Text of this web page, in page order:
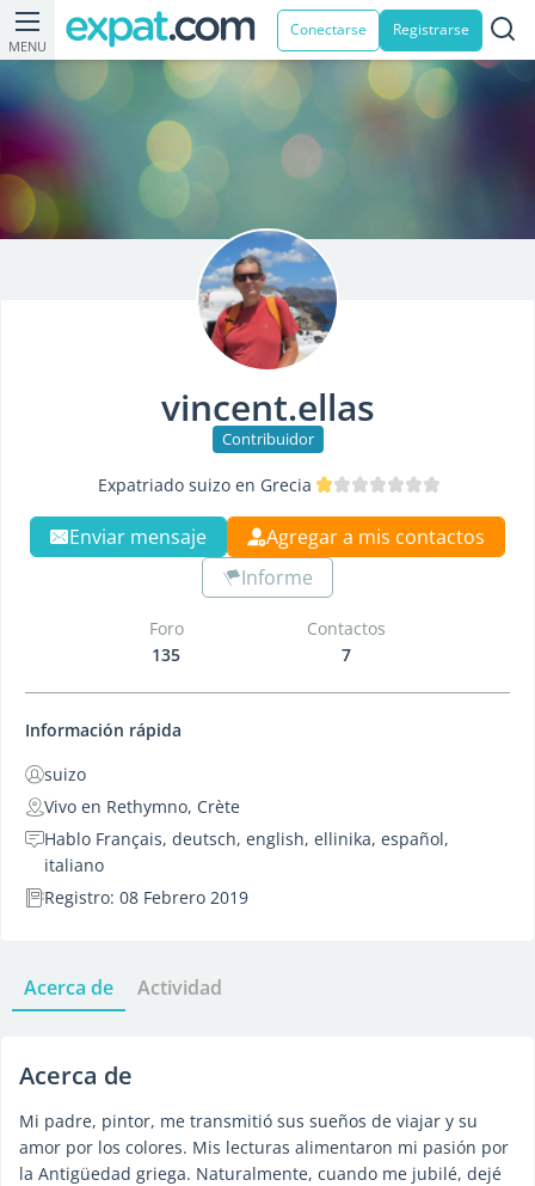
MENU
Conectarse Registrarse
vincent.ellas
Contribuidor
Expatriado suizo en Grecia
Enviar mensaje
Agregar a mis contactos
Informe
Foro
135
Contactos
7
Información rápida
suizo
Vivo en Rethymno, Crète
Hablo Français, deutsch, english, ellinika, español,
italiano
Registro: 08 Febrero 2019
Acerca de Actividad
Acerca de
Mi padre, pintor, me transmitió sus sueños de viajar y su
amor por los colores. Mis lecturas alimentaron mi pasión por
la Antigüedad griega. Naturalmente, cuando me jubilé, dejé